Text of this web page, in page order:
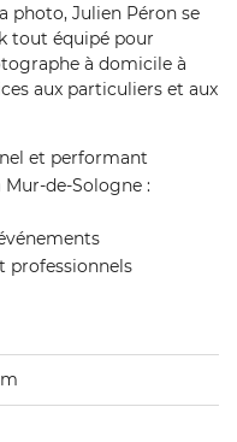
photo, Julien Péron se
tout équipé pour
à domicile à
aux particuliers et aux
et performant
de-Sologne :
professionnels